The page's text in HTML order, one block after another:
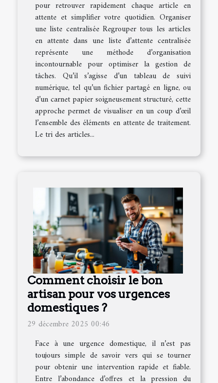
pour retrouver rapidement chaque article en
attente et simplifier votre quotidien. Organiser
une liste centralisée Regrouper tous les articles
en attente dans une liste d’attente centralisée
représente une méthode d’organisation
incontournable pour optimiser la gestion de
tâches. Qu’il s’agisse d’un tableau de suivi
numérique, tel qu’un fichier partagé en ligne, ou
d’un carnet papier soigneusement structuré, cette
approche permet de visualiser en un coup d’œil
l’ensemble des éléments en attente de traitement.
Le tri des articles...
Comment choisir le bon
artisan pour vos urgences
domestiques ?
29 décembre 2025 00:46
Face à une urgence domestique, il n’est pas
toujours simple de savoir vers qui se tourner
pour obtenir une intervention rapide et fiable.
Entre l’abondance d’offres et la pression du